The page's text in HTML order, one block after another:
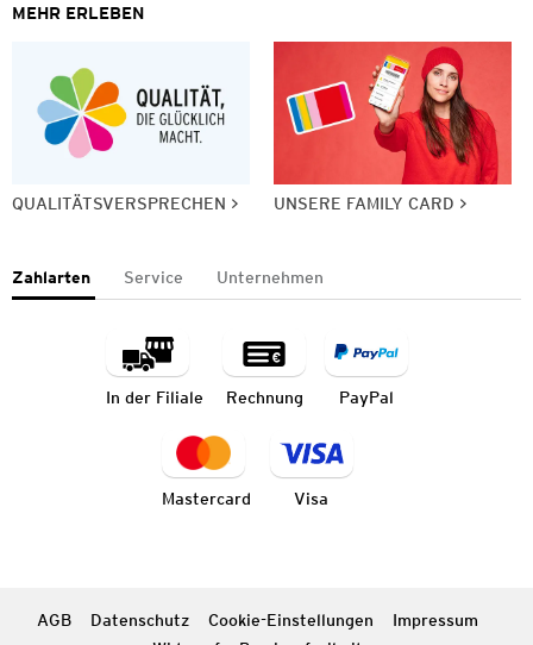
MEHR ERLEBEN
QUALITÄTSVERSPRECHEN UNSERE FAMILY CARD
Zahlarten Service Unternehmen
In der Filiale Rechnung PayPal
Mastercard Visa
AGB Datenschutz Cookie-Einstellungen
Impressum